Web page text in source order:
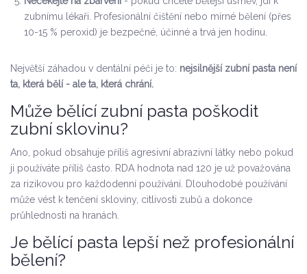
zubnímu lékaři. Profesionální čištění nebo mírné bělení (přes
10-15 % peroxid) je bezpečné, účinné a trvá jen hodinu.
Největší záhadou v dentální péči je to: nejsilnější zubní pasta není
ta, která bělí - ale ta, která chrání.
Může bělící zubní pasta poškodit
zubní sklovinu?
Ano, pokud obsahuje příliš agresivní abrazivní látky nebo pokud
ji používáte příliš často. RDA hodnota nad 120 je už považována
za rizikovou pro každodenní používání. Dlouhodobé používání
může vést k tenčení skloviny, citlivosti zubů a dokonce
průhlednosti na hranách.
Je bělící pasta lepší než profesionální
bělení?